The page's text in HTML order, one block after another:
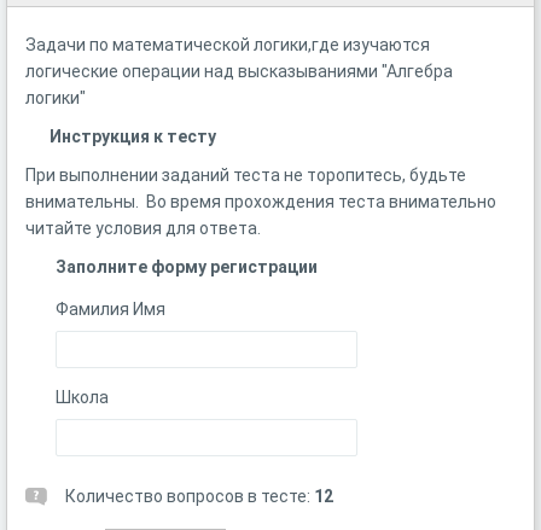
Задачи по математической логики,где изучаются
логические операции над высказываниями "Алгебра
логики"
Инструкция к тесту
При выполнении заданий теста не торопитесь, будьте
внимательны. Во время прохождения теста внимательно
читайте условия для ответа.
Заполните форму регистрации
Фамилия Имя
Школа
Количество вопросов в тесте: 12